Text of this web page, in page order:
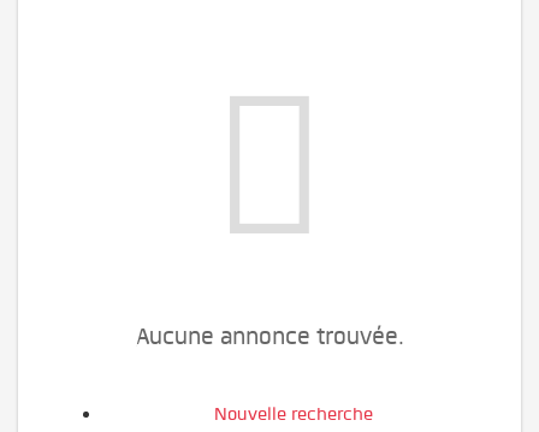
Aucune annonce trouvée.
Nouvelle recherche